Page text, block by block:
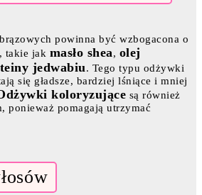
powinna być wzbogacona o
takie jak masło shea, olej
jedwabiu. Tego typu odżywki
się gładsze, bardziej lśniące i mniej
koloryzujące są również
ponieważ pomagają utrzymać